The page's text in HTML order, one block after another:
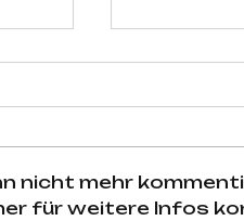
nicht mehr
für weitere Infos